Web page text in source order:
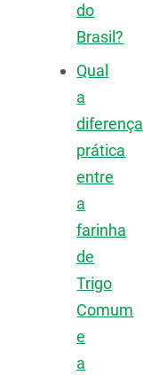
do
Brasil?
Qual
a
diferença
prática
entre
a
farinha
de
Trigo
Comum
e
a